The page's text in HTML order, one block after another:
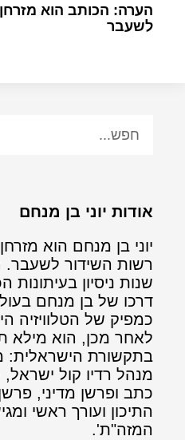
הערה: הכותב הוא
לשעבר
אודות יוני בן מנחם
יוני בן מנחם הוא
רשות השידור
שנות ניסיון
דרכו של בן מנחם
כמפיק של הטלוויזיה
לאחר מכן, הוא מילא
בתקשורת הישראלית:
מנהל רדיו קול ישראל,
כתב ופרשן מדיני,
התיכון ועורך ראשי
המזה"ת'.